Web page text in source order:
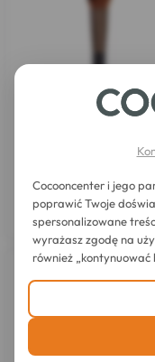
108,20 zł
Cocooncenter i jego
poprawić Twoje
spersonalizowane
wyrażasz zgodę na
również